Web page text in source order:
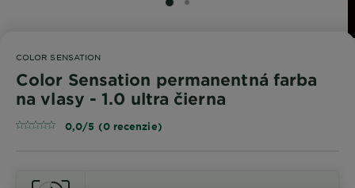
SLIDE 1
SLIDE 2
COLOR SENSATION
Color Sensation permanentná farba
na vlasy - 1.0 ultra čierna
0,0/5 (0 recenzie)